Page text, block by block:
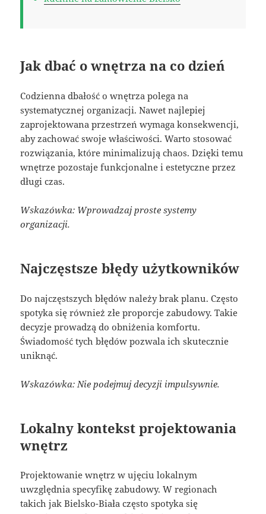
Jak dbać o wnętrza na co dzień
Codzienna dbałość o wnętrza polega na
systematycznej organizacji. Nawet najlepiej
zaprojektowana przestrzeń wymaga konsekwencji,
aby zachować swoje właściwości. Warto stosować
rozwiązania, które minimalizują chaos. Dzięki temu
wnętrze pozostaje funkcjonalne i estetyczne przez
długi czas.
Wskazówka: Wprowadzaj proste systemy
organizacji.
Najczęstsze błędy użytkowników
Do najczęstszych błędów należy brak planu. Często
spotyka się również złe proporcje zabudowy. Takie
decyzje prowadzą do obniżenia komfortu.
Świadomość tych błędów pozwala ich skutecznie
uniknąć.
Wskazówka: Nie podejmuj decyzji impulsywnie.
Lokalny kontekst projektowania
wnętrz
Projektowanie wnętrz w ujęciu lokalnym
uwzględnia specyfikę zabudowy. W regionach
takich jak Bielsko-Biała często spotyka się